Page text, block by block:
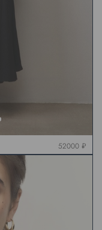
52000 ₽